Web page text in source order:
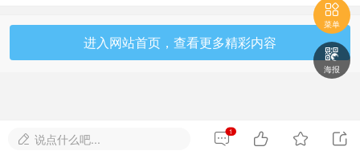
进入网站首页，查看更多精彩内容

菜单

海报
 说点什么吧... 1   